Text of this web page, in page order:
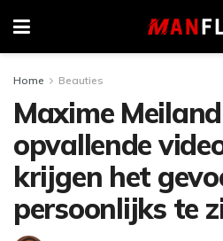
Home Beauties
Maxime
opvallende
krijgen het
persoonlijks te